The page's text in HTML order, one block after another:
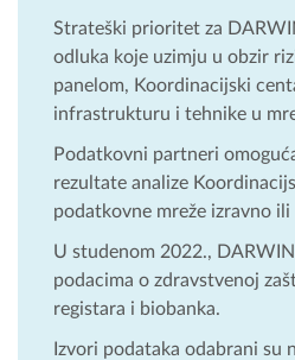
Strateški prioritet za
odluka koje uzimju u obzir
panelom, Koordinacijski
infrastrukturu i tehnike u
Podatkovni partneri
rezultate analize
podatkovne mreže izravno
U studenom 2022.,
podacima o zdravstvenoj
registara i biobanka.
Izvori podataka odabrani